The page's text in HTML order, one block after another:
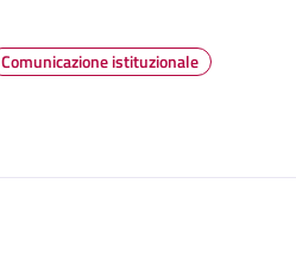
Comunicazione istituzionale